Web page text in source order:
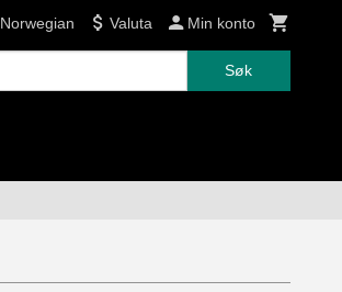
Norwegian Valuta Min konto
Søk